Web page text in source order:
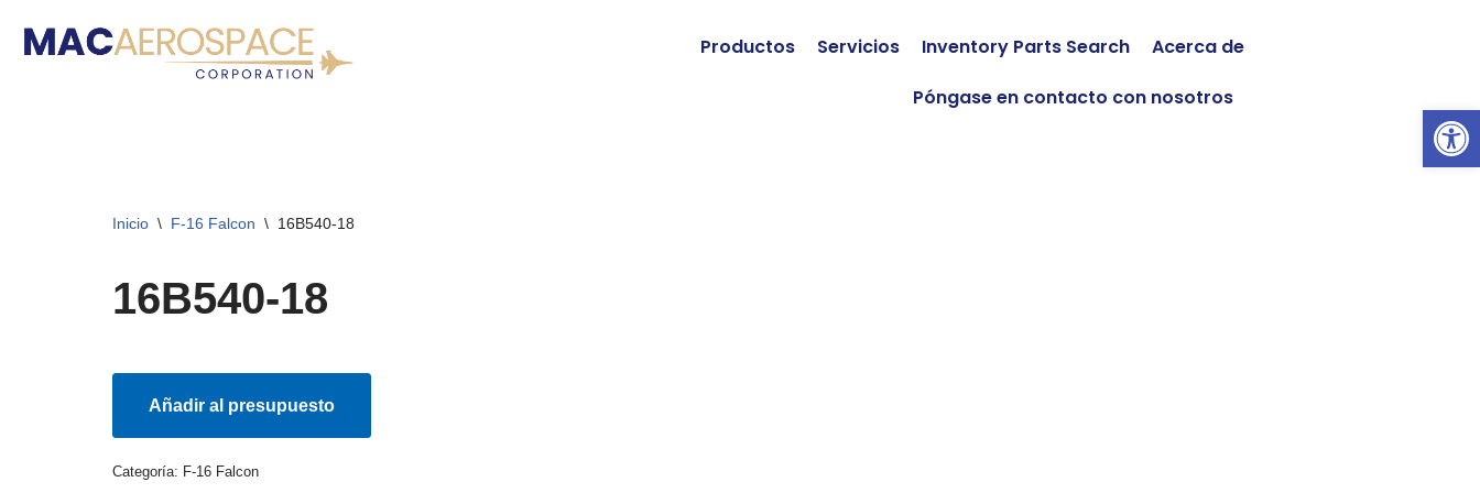
Abrir
Ir
Productos Servicios Inventory Parts Search
Acerca de
Póngase en contacto con nosotros
Inicio \ F-16 Falcon \ 16B540-18
16B540-18
Añadir al presupuesto
Categoría: F-16 Falcon